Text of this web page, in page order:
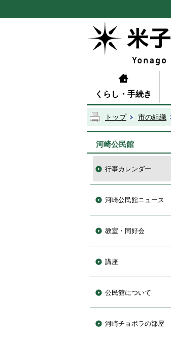
くらし・手続き
トップ 市の組織
河崎公民館
行事カレンダー
河崎公民館ニュース
教室・同好会
講座
公民館について
河崎チョボラの部屋